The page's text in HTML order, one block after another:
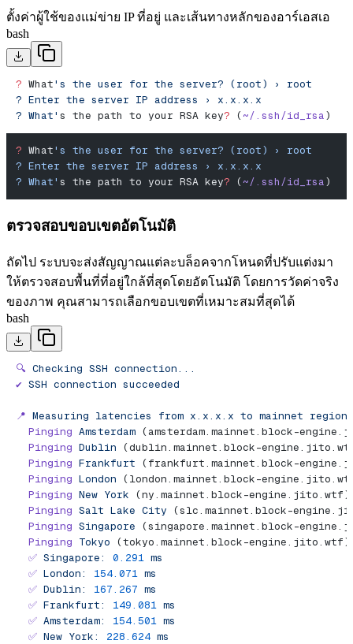
ตั้งค่าผู้ใช้ของแม่ข่าย IP ที่อยู่ และเส้นทางหลักของอาร์เอสเอ
bash
? What's the user for the server? (root) › root
? Enter the server IP address › x.x.x.x
? What' s the path to your RSA key? (~/.ssh/id_rsa)
? What's the user for the server? (root) › root
? Enter the server IP address › x.x.x.x
? What' s the path to your RSA key? ( ~/.ssh/id_rsa)
ตรวจสอบขอบเขตอัตโนมัติ
ถัดไป ระบบจะส่งสัญญาณแต่ละบล็อคจากโหนดที่ปรับแต่งมา
ให้ตรวจสอบพื้นที่ที่อยู่ใกล้ที่สุดโดยอัตโนมัติ โดยการวัดค่าจริง
ของภาพ คุณสามารถเลือกขอบเขตที่เหมาะสมที่สุดได้
bash
🔍 Checking SSH connection...
✔︎ SSH connection succeeded
📍 Measuring latencies from x.x.x.x to mainnet
  Pinging
Amsterdam (amsterdam.mainnet.block-
  Pinging
Dublin (dublin.mainnet.block-
  Pinging
Frankfurt (frankfurt.mainnet.block-
  Pinging
London (london.mainnet.block-
  Pinging
New York (ny.mainnet.block-
  Pinging
Salt Lake City (slc.mainnet.block-
  Pinging
Singapore (singapore.mainnet.block-
  Pinging
Tokyo (tokyo.mainnet.block-
  ✅
Singapore: 0.291 ms
  ✅
London: 154.071 ms
  ✅
Dublin: 167.267 ms
  ✅
Frankfurt: 149.081 ms
  ✅
Amsterdam: 154.501 ms
  ✅
New York: 228.624 ms